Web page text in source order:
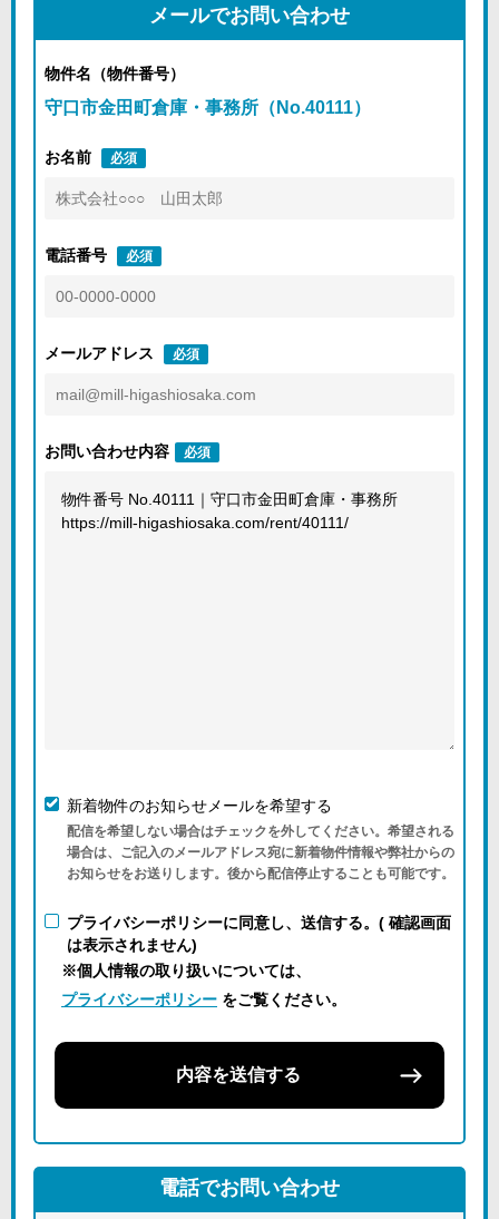
メールでお問い合わせ
物件名（物件番号）
守口市金田町倉庫・事務所（No.40111）
お名前 必須
電話番号 必須
メールアドレス 必須
お問い合わせ内容 必須
新着物件のお知らせメールを希望する
配信を希望しない場合はチェックを外してください。希望される
場合は、ご記入のメールアドレス宛に新着物件情報や弊社からの
お知らせをお送りします。後から配信停止することも可能です。
プライバシーポリシーに同意し、送信する。( 確認画面
は表示されません)
※個人情報の取り扱いについては、
プライバシーポリシー をご覧ください。
内容を送信する
電話でお問い合わせ